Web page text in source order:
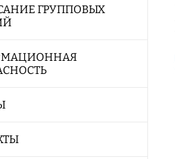
ГРУППОВЫХ